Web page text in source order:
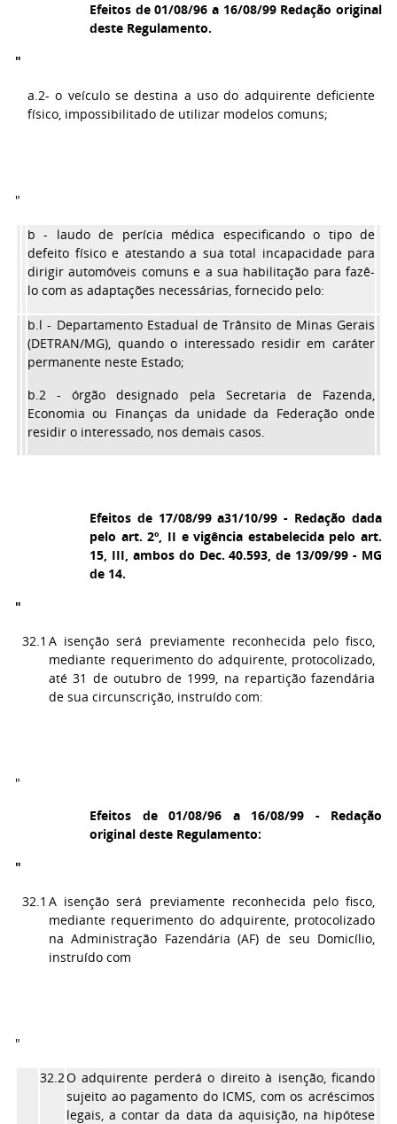
Efeitos de 01/08/96 a 16/08/99 Redação original
deste Regulamento.
"
a.2- o veículo se destina a uso do adquirente deficiente
físico, impossibilitado de utilizar modelos comuns;
"
b - laudo de perícia médica especificando o tipo de
defeito físico e atestando a sua total incapacidade para
dirigir automóveis comuns e a sua habilitação para fazê-
lo com as adaptações necessárias, fornecido pelo:
b.l - Departamento Estadual de Trânsito de Minas Gerais
(DETRAN/MG), quando o interessado residir em caráter
permanente neste Estado;
b.2 - órgão designado pela Secretaria de Fazenda,
Economia ou Finanças da unidade da Federação onde
residir o interessado, nos demais casos.
Efeitos de 17/08/99 a31/10/99 - Redação dada
pelo art. 2º, II e vigência estabelecida pelo art.
15, III, ambos do Dec. 40.593, de 13/09/99 - MG
de 14.
"
32.1 A isenção será previamente reconhecida pelo fisco,
mediante requerimento do adquirente, protocolizado,
até 31 de outubro de 1999, na repartição fazendária
de sua circunscrição, instruído com:
"
Efeitos de 01/08/96 a 16/08/99 - Redação
original deste Regulamento:
"
32.1 A isenção será previamente reconhecida pelo fisco,
mediante requerimento do adquirente, protocolizado
na Administração Fazendária (AF) de seu Domicílio,
instruído com
"
32.2O adquirente perderá o direito à isenção, ficando
sujeito ao pagamento do ICMS, com os acréscimos
legais, a contar da data da aquisição, na hipótese